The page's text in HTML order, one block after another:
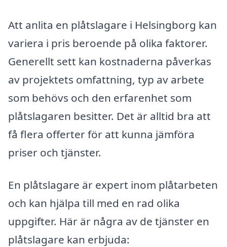
Att anlita en plåtslagare i Helsingborg kan
variera i pris beroende på olika faktorer.
Generellt sett kan kostnaderna påverkas
av projektets omfattning, typ av arbete
som behövs och den erfarenhet som
plåtslagaren besitter. Det är alltid bra att
få flera offerter för att kunna jämföra
priser och tjänster.
En plåtslagare är expert inom plåtarbeten
och kan hjälpa till med en rad olika
uppgifter. Här är några av de tjänster en
plåtslagare kan erbjuda: